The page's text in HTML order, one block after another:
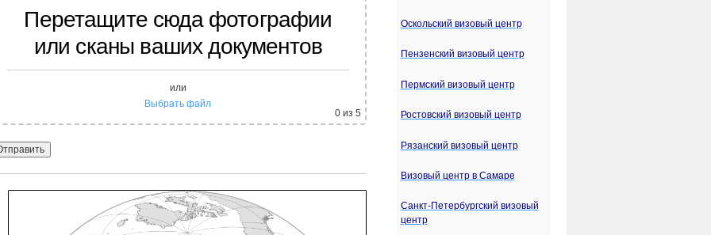
Перетащите сюда фотографии
или сканы ваших документов
или
Выбрать файл
0из 5
Оскольский визовый центр
Пензенский визовый центр
Пермский визовый центр
Ростовский визовый центр
Рязанский визовый центр
Визовый центр в Самаре
Санкт-Петербургский визовый
центр